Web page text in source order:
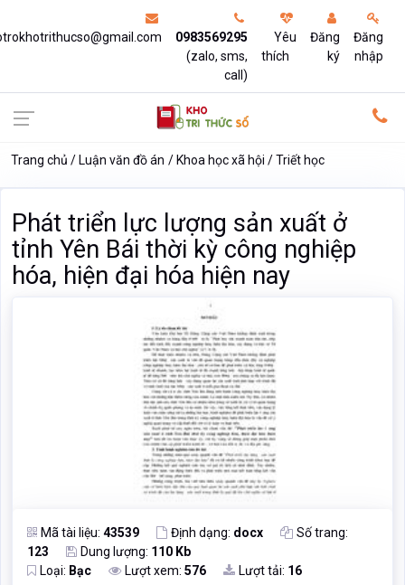
0983569295
(zalo, sms,
call)
Yêu
thích
Đăng
ký
Đăng
nhập
Trang chủ Luận văn đồ án Khoa học xã hội Triết học
Phát triển lực lượng sản xuất ở
tỉnh Yên Bái thời kỳ công nghiệp
hóa, hiện đại hóa hiện nay
Mã tài liệu: 43539 Định dạng: docx
Số trang:
123
Dung lượng: 110 Kb
Loại: Bạc Lượt xem: 576 Lượt tải: 16